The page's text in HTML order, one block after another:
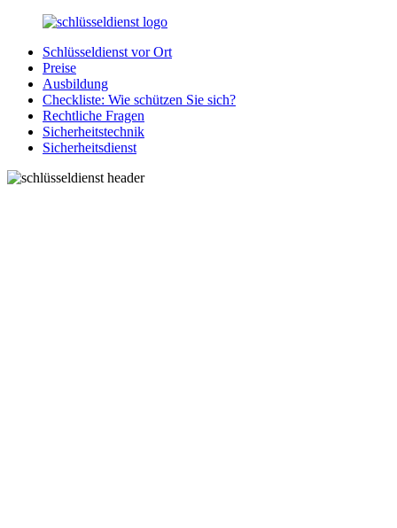
Zurück
Inhalt
SchluesseldienstDirekt.de
Ihre
Notlage
wird
gelöst!
Schlüsseldienst vor Ort
Preise
Ausbildung
Checkliste: Wie schützen Sie sich?
Rechtliche Fragen
Sicherheitstechnik
Sicherheitsdienst